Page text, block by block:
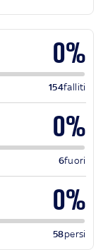
0%
154falliti
0%
6fuori
0%
58persi